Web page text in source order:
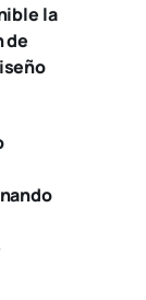
la
de